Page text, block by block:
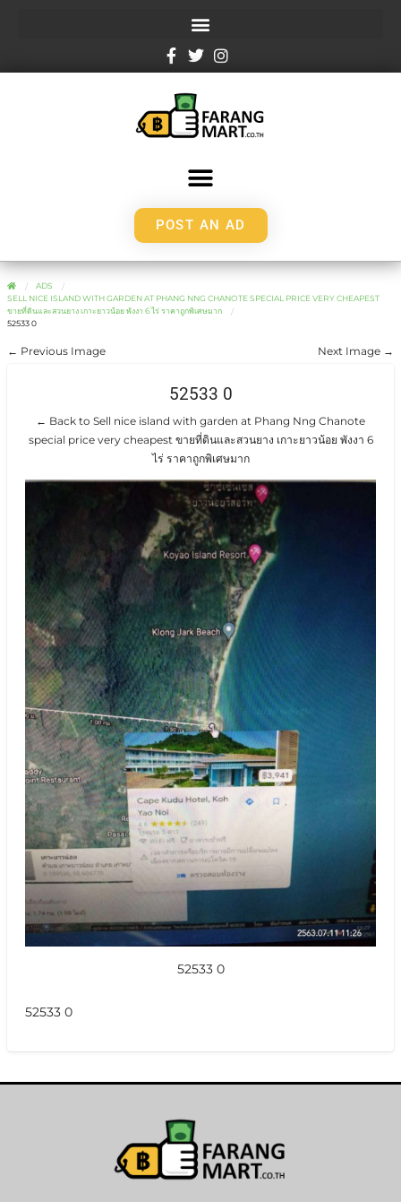
POST AN AD
ADS
SELL NICE ISLAND WITH GARDEN AT PHANG NNG CHANOTE SPECIAL PRICE VERY CHEAPEST
ขายที่ดินและสวนยาง เกาะยาวน้อย พังงา 6 ไร่ ราคาถูกพิเศษมาก
52533 0
← Previous Image Next Image →
52533 0
← Back to Sell nice island with garden at Phang Nng Chanote
special price very cheapest ขายที่ดินและสวนยาง เกาะยาวน้อย พังงา 6
ไร่ ราคาถูกพิเศษมาก
52533 0
52533 0